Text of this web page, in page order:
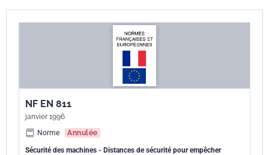
2 - mars 2009
ISO 13857:2008
Parenté
européenne
NF EN 811
janvier 1996
Norme
Annulée
Sécurité des machines - Distances de sécurité pour empêcher